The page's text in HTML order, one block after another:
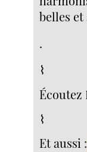
belles
.
⌇
⌇
Et aussi :